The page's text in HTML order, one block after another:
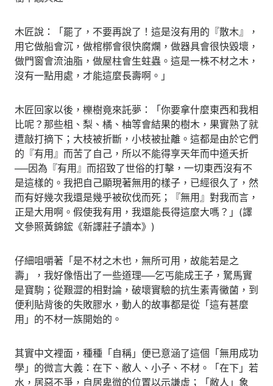
木匠說：「罷了，不要再說了！這是沒有用的『散木』，
用它做船會沉，做棺槨會很快腐爛，做器具會很快毀壞，
做門窗會流油脂，做屋柱會生蛀蟲。這是一株不材之木，
沒有一點用處，才能這麼長壽啊。」
木匠回家以後，櫟樹竟來託夢：「你要拿什麼東西和我相
比呢？那些柤、梨、橘、柚等會結果的樹木，果實熟了就
遭敲打摘下；大枝被折斷，小枝被扯離。這都是由於它們
的『有用』而苦了自己，所以不能得享天年而中道夭折
──因為『有用』而招致了世俗的打擊，一切東西沒有不
是這樣的。我把自己顯現著無用的樣子，已經很久了，然
而有好幾次我還是幾乎被砍伐而死；『無用』對我而言，
正是大用啊。假使我有用，我還能長得這麼大嗎？」(譯
文參照黃錦鋐《新譯莊子讀本》)
仔細咀嚼著「是不材之木也，無所可用，故能若是之
壽」，我好像悟出了一些道理──乞丐能成王子，駑馬實
是寶駒；從艱澀的相對論，破壞實驗的抗生素青黴菌，到
便利貼背後的失敗膠水，動人的故事都是從「這有甚麼
用」的不材一族開始的。
其實中文裡面，種種「自稱」便已意涵了這個「無用成功
學」的微言大義：在下、敝人、小子、不材。「在下」若
水，居惡不爭，自居卑微的位置以示謙虛；「敝人」象